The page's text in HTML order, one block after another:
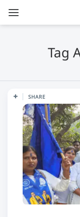
Tag
SHARE